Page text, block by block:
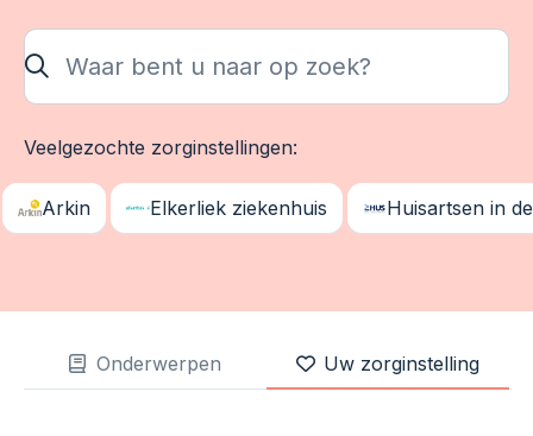
Waar bent u naar op zoek?
Veelgezochte zorginstellingen:
Arkin Elkerliek ziekenhuis Huisartsen in
Onderwerpen Uw zorginstelling